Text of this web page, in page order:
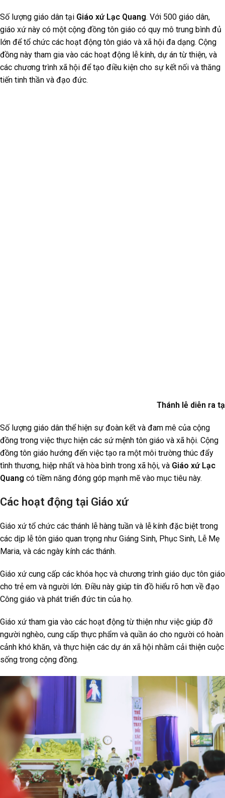
Số lượng giáo dân tại Giáo xứ Lạc Quang. Với 500 giáo dân,
giáo xứ này có một cộng đồng tôn giáo có quy mô trung bình đủ
lớn để tổ chức các hoạt động tôn giáo và xã hội đa dạng. Cộng
đồng này tham gia vào các hoạt động lễ kính, dự án từ thiện, và
các chương trình xã hội để tạo điều kiện cho sự kết nối và thăng
tiến tinh thần và đạo đức.
Thánh lễ diễn ra
Số lượng giáo dân thể hiện sự đoàn kết và đam mê của cộng
đồng trong việc thực hiện các sứ mệnh tôn giáo và xã hội. Cộng
đồng tôn giáo hướng đến việc tạo ra một môi trường thúc đẩy
tình thương, hiệp nhất và hòa bình trong xã hội, và Giáo xứ Lạc
Quang có tiềm năng đóng góp mạnh mẽ vào mục tiêu này.
Các hoạt động tại Giáo xứ
Giáo xứ tổ chức các thánh lễ hàng tuần và lễ kính đặc biệt trong
các dịp lễ tôn giáo quan trọng như Giáng Sinh, Phục Sinh, Lễ Mẹ
Maria, và các ngày kính các thánh.
Giáo xứ cung cấp các khóa học và chương trình giáo dục tôn giáo
cho trẻ em và người lớn. Điều này giúp tín đồ hiểu rõ hơn về đạo
Công giáo và phát triển đức tin của họ.
Giáo xứ tham gia vào các hoạt động từ thiện như việc giúp đỡ
người nghèo, cung cấp thực phẩm và quần áo cho người có hoàn
cảnh khó khăn, và thực hiện các dự án xã hội nhằm cải thiện cuộc
sống trong cộng đồng.